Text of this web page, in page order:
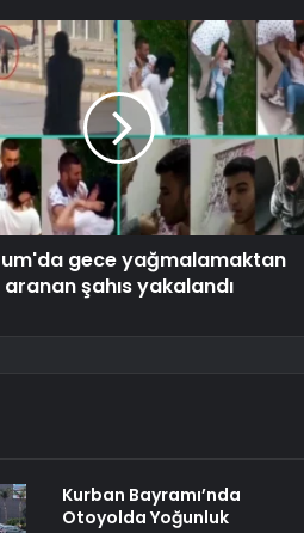
gece yağmalamaktan
aranan şahıs yakalandı
Kurban Bayramı’nda
Otoyolda Yoğunluk